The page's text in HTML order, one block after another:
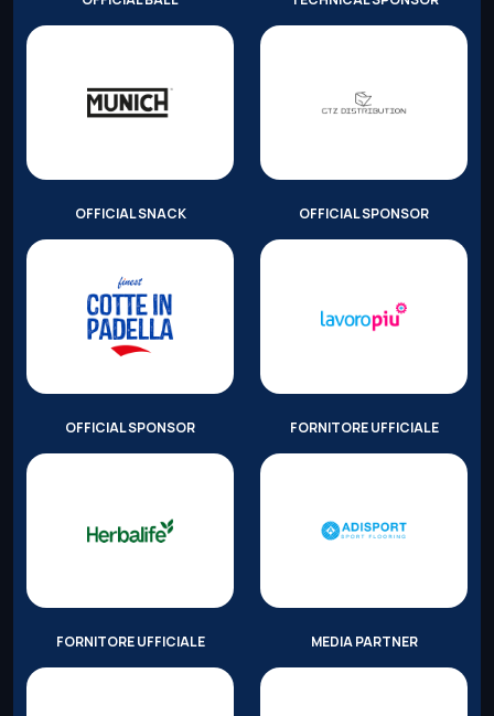
OFFICIAL SNACK OFFICIAL SPONSOR
OFFICIAL SPONSOR FORNITORE UFFICIALE
FORNITORE UFFICIALE MEDIA PARTNER